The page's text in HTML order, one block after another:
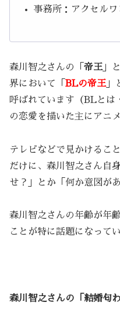
事務所：アクセルワ
森川智之さんの「 帝王 」
界において「 BLの帝王 」
呼ばれています（BLとは
の恋愛を描いた主にアニメ
テレビなどで見かけるこ
だけに、森川智之さん自
せ？」とか「何か意図が
森川智之さんの年齢が年
ことが特に話題になって
森川智之さんの「結婚匂